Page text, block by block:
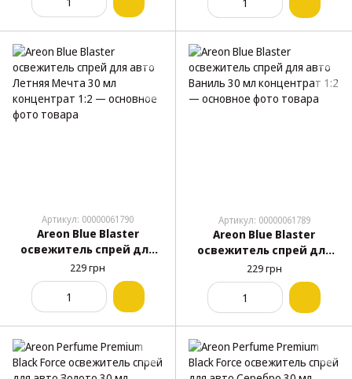
Артикул: 00000061790
Areon Blue Blaster
освежитель спрей для
авто Летняя Мечта 30 мл
концентрат 1:2
229 грн
Артикул: 00000061789
Areon Blue Blaster
освежитель спрей для
авто Ваниль 30 мл
концентрат 1:2
229 грн